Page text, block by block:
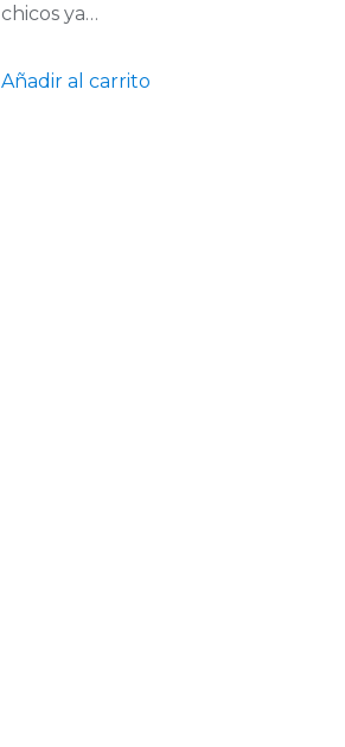
chicos ya…
Añadir al carrito